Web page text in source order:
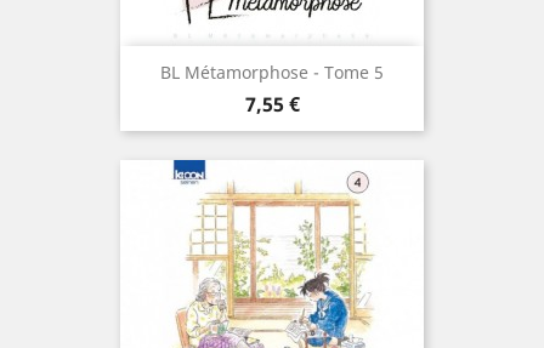
BL Métamorphose - Tome 5
Prix
7,55 €